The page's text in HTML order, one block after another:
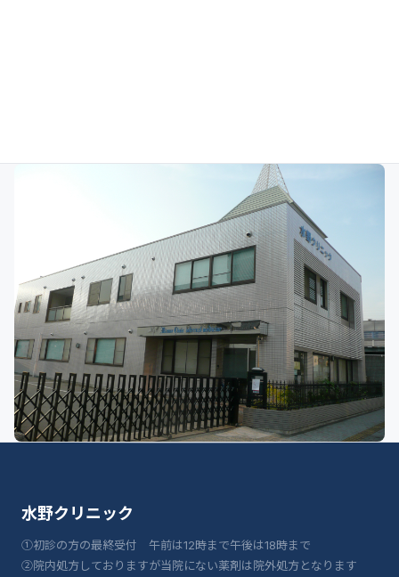
水野クリニック
①初診の方の最終受付 午前は12時まで午後は18時まで
②院内処方しておりますが当院にない薬剤は院外処方となります